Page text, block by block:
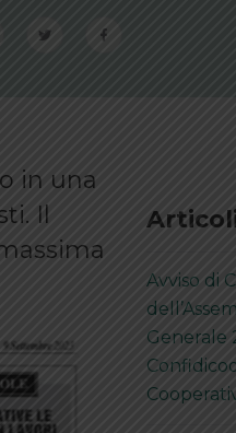
in una
Il
Avviso di
Generale